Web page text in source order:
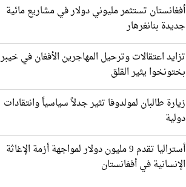
أفغانستان تستثمر مليوني دولار في مشاريع مائية
جديدة بنانغرهار
تزايد اعتقالات وترحيل المهاجرين الأفغان في خيبر
بختونخوا يثير القلق
زيارة طالبان لمولدوفا تثير جدلاً سياسياً وانتقادات
دولية
أستراليا تقدم 9 مليون دولار لمواجهة أزمة الإغاثة
الإنسانية في أفغانستان